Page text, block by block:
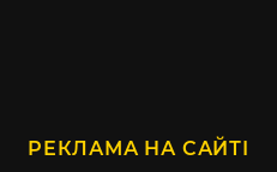
РЕКЛАМА НА САЙТІ